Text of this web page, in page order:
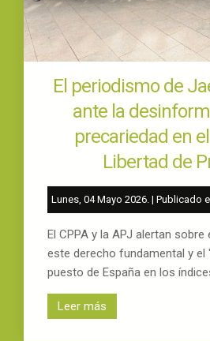
El periodismo de
ante la
precariedad en
Libertad de
Lunes, 04 Mayo 2026. | Publicado
El CPPA y la APJ alertan
este derecho fundamental y el
puesto de España en los
Leer más